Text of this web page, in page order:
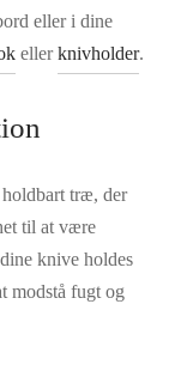
eller i dine
ellerknivholder.
træ, der
til at være
knive holdes
modstå fugt og